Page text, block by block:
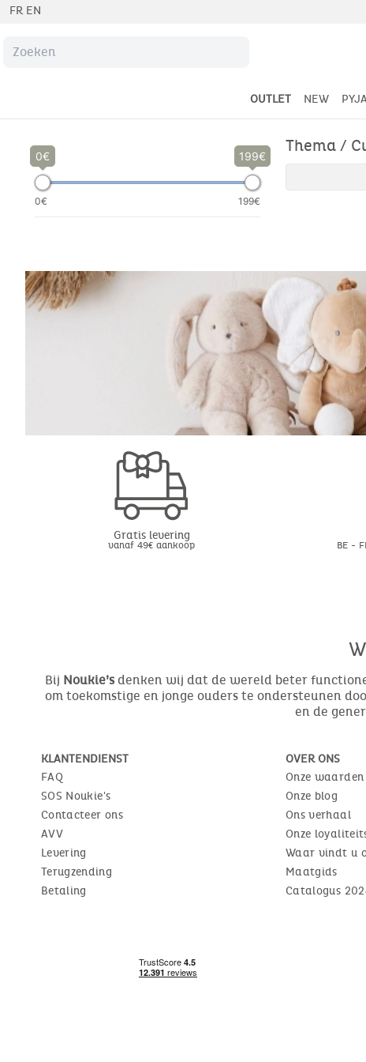
FR EN
OUTLET NEW
0 199
0€ 199€
Thema /
Gratis levering
vanaf 49€ aankoop BE -
Bij Noukie’sdenken wij dat de wereld beter
om toekomstige en jonge ouders te ondersteunen
en de
KLANTENDIENST
FAQ
SOS Noukie's
Contacteer ons
AVV
Levering
Terugzending
Betaling
OVER ONS
Onze waarden
Onze blog
Ons verhaal
Onze
Waar vindt u
Maatgids
Catalogus